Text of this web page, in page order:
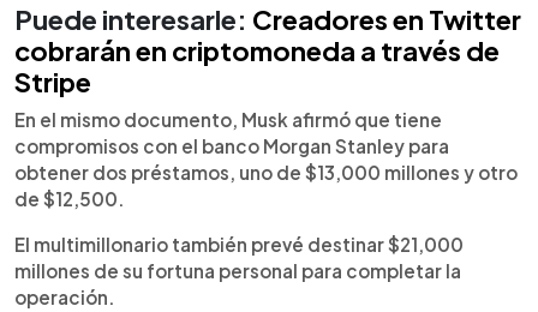
Puede interesarle: Creadores en Twitter
cobrarán en criptomoneda a través de
Stripe
En el mismo documento, Musk afirmó que tiene
compromisos con el banco Morgan Stanley para
obtener dos préstamos, uno de $13,000 millones y otro
de $12,500.
El multimillonario también prevé destinar $21,000
millones de su fortuna personal para completar la
operación.